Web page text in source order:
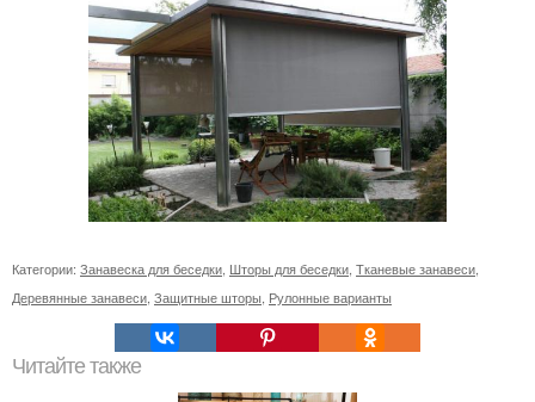
Категории: Занавеска для беседки Шторы для беседки Тканевые занавеси
Деревянные занавеси Защитные шторы Рулонные варианты
Читайте также